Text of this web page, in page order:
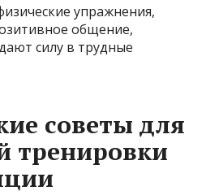
упражнения,
общение,
силу в трудные
советы для
тренировки